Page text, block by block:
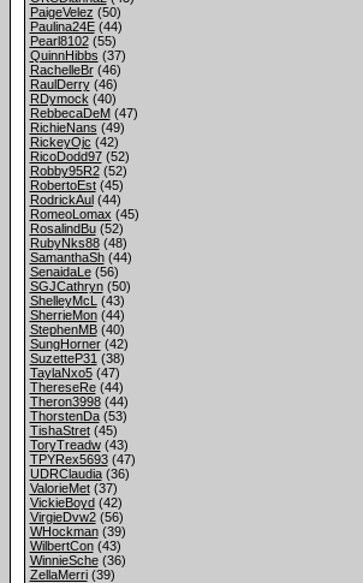
PaigeVelez (50)
Paulina24E(44)
Pearl8102(55)
QuinnHibbs (37)
RachelleBr(46)
RaulDerry(46)
RDymock (40)
RebbecaDeM(47)
RichieNans (49)
RickeyOjc (42)
RicoDodd97(52)
Robby95R2(52)
RobertoEst(45)
RodrickAul(44)
RomeoLomax (45)
RosalindBu(52)
RubyNks88(48)
SamanthaSh(44)
SenaidaLe(56)
SGJCathryn(50)
ShelleyMcL (43)
SherrieMon(44)
StephenMB(40)
SungHorner(42)
SuzetteP31 (38)
TaylaNxo5(47)
ThereseRe(44)
Theron3998(44)
ThorstenDa(53)
TishaStret(45)
ToryTreadw(43)
TPYRex5693(47)
UDRClaudia(36)
ValorieMet(37)
VickieBoyd(42)
VirgieDvw2(56)
WHockman(39)
WilbertCon(43)
WinnieSche(36)
ZellaMerri(39)